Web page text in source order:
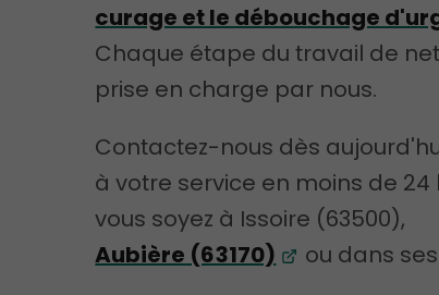
curage et le débouchage
Chaque étape du travail de
prise en charge par nous.
Contactez-nous dès
à votre service en moins de 24
vous soyez à Issoire (63500),
Aubière (63170)
ou dans